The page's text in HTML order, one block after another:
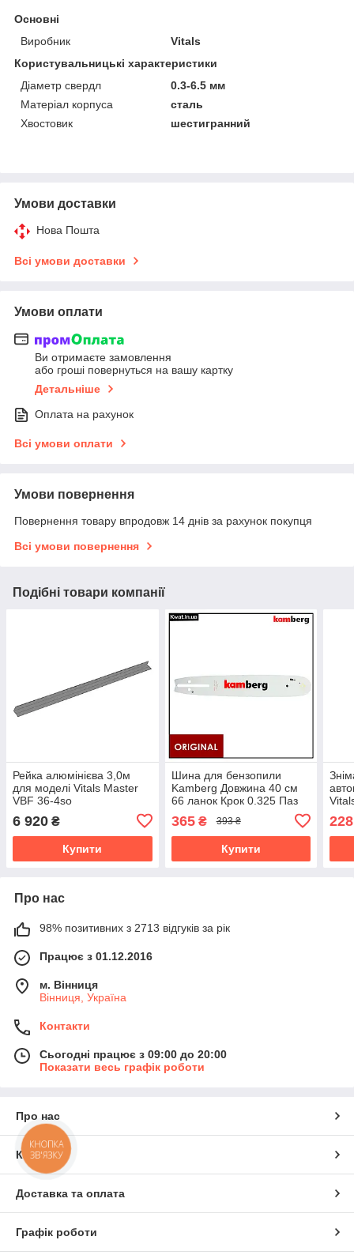
Основні
Виробник
Vitals
Користувальницькі характеристики
Діаметр свердл
0.3-6.5 мм
Матеріал корпуса
сталь
Хвостовик
шестигранний
Умови доставки
Нова Пошта
Всі умови доставки
Умови оплати
Ви отримаєте замовлення
або гроші повернуться на вашу картку
Детальніше
Оплата на рахунок
Всі умови оплати
Умови повернення
Повернення товару впродовж 14 днів за рахунок покупця
Всі умови повернення
Подібні товари компанії
Рейка алюмінієва 3,0м
для моделі Vitals Master
VBF 36-4so
6 920 ₴
Купити
Шина для бензопили
Kamberg Довжина 40 см
66 ланок Крок 0.325 Паз
365₴ 393 ₴
Купити
228
Про нас
98% позитивних з 2713 відгуків за рік
Працює з 01.12.2016
м. Вінниця
Вінниця, Україна
Контакти
Сьогодні працює з 09:00 до 20:00
Показати весь графік роботи
Про нас
Контакти
Доставка та оплата
Графік роботи
КНОПКА
ЗВ'ЯЗКУ